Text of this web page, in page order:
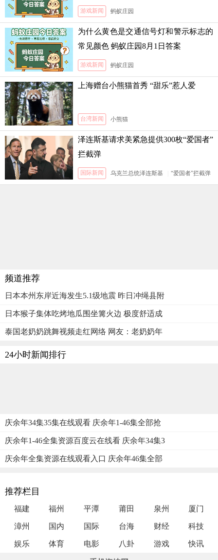
游戏新闻 蚂蚁庄园
为什么黄色是交通信号灯和警示标志的
常见颜色 蚂蚁庄园8月1日答案
游戏新闻 蚂蚁庄园
上海赠台小熊猫首秀 “甜乐”惹人爱
台湾新闻 小熊猫
泽连斯基请求美紧急提供300枚“爱国者”
拦截弹
国际新闻 乌克兰总统泽连斯基 “爱国者”拦截弹
频道推荐
日本本州东岸近海发生5.1级地震 昨日冲绳县附
日本猴子集体吃烤地瓜围坐篝火边 极度舒适成
泰国老奶奶跳舞视频走红网络 网友：老奶奶年
24小时新闻排行
庆余年34集35集在线观看 庆余年1-46集全部抢
庆余年1-46全集资源百度云在线看 庆余年34集3
庆余年全集资源在线观看入口 庆余年46集全部
推荐栏目
福建 福州 平潭 莆田 泉州 厦门
漳州 国内 国际 台海 财经 科技
娱乐 体育 电影 八卦 游戏 快讯